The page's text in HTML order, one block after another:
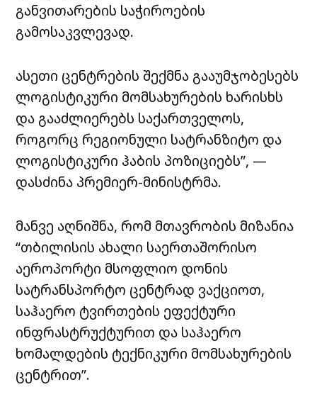
განვითარების საჭიროების
გამოსაკვლევად.
ასეთი ცენტრების შექმნა გააუმჯობესებს
ლოგისტიკური მომსახურების ხარისხს
და გააძლიერებს საქართველოს,
როგორც რეგიონული სატრანზიტო და
ლოგისტიკური ჰაბის პოზიციებს”, —
დასძინა პრემიერ-მინისტრმა.
მანვე აღნიშნა, რომ მთავრობის მიზანია
“თბილისის ახალი საერთაშორისო
აეროპორტი მსოფლიო დონის
სატრანსპორტო ცენტრად ვაქციოთ,
საჰაერო ტვირთების ეფექტური
ინფრასტრუქტურით და საჰაერო
ხომალდების ტექნიკური მომსახურების
ცენტრით”.